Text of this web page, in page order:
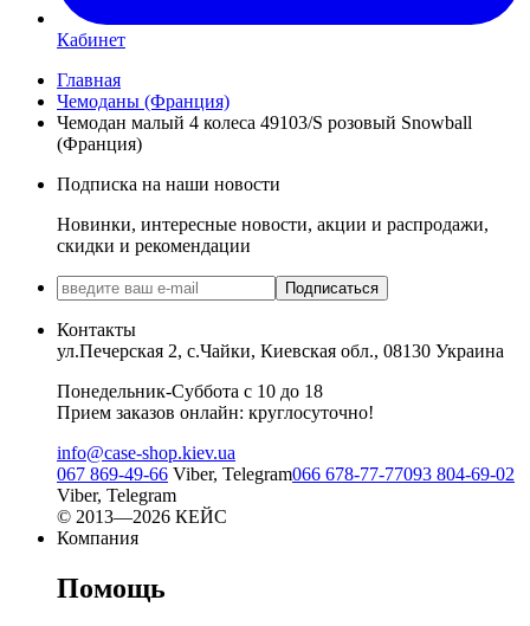
Кабинет
Главная
Чемоданы (Франция)
Чемодан малый 4 колеса 49103/S розовый Snowball
(Франция)
Подписка на наши новости
Новинки, интересные новости, акции и распродажи,
скидки и рекомендации
Подписаться
Контакты
ул.Печерская 2, с.Чайки, Киевская обл., 08130 Украина
Понедельник-Суббота с 10 до 18
Прием заказов онлайн: круглосуточно!
info@case-shop.kiev.ua
067 869-49-66 Viber, Telegram066 678-77-77093 804-69-02
Viber, Telegram
© 2013—2026 КЕЙС
Компания
Помощь